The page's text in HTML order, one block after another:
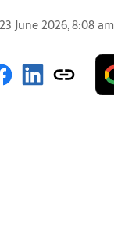
23 June 2026, 8:08 am